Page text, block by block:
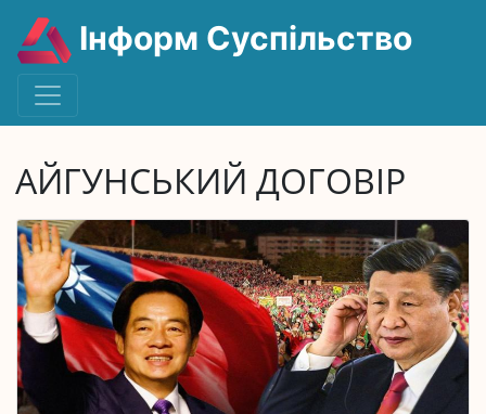
Інформ Суспільство
АЙГУНСЬКИЙ ДОГОВІР